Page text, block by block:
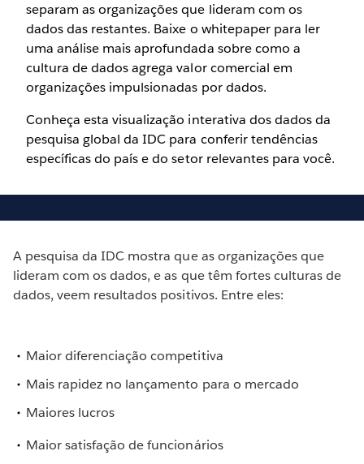
separam as organizações que lideram com os
dados das restantes. Baixe o whitepaper para ler
uma análise mais aprofundada sobre como a
cultura de dados agrega valor comercial em
organizações impulsionadas por dados.
Conheça esta visualização interativa dos dados da
pesquisa global da IDC para conferir tendências
específicas do país e do setor relevantes para você.
A pesquisa da IDC mostra que as organizações que
lideram com os dados, e as que têm fortes culturas de
dados, veem resultados positivos. Entre eles:
Maior diferenciação competitiva
Mais rapidez no lançamento para o mercado
Maiores lucros
Maior satisfação de funcionários